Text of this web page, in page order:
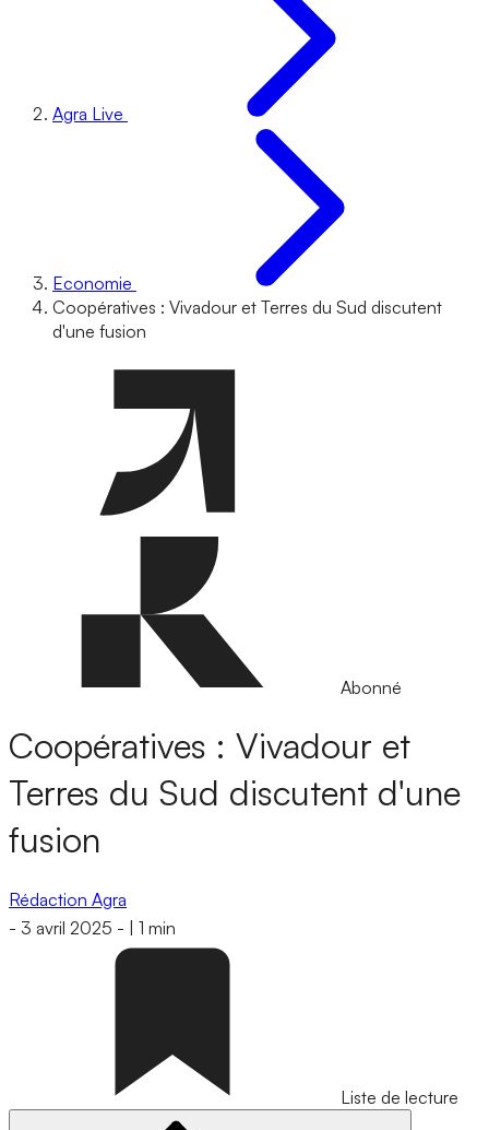
Agra Live
Economie
Coopératives : Vivadour et Terres du Sud discutent
d'une fusion
Abonné
Coopératives : Vivadour et
Terres du Sud discutent d'une
fusion
Rédaction Agra
- 3 avril 2025 - 1 min
Liste de lecture